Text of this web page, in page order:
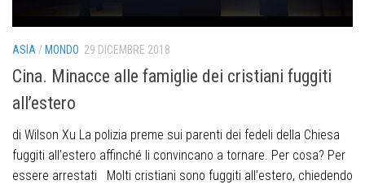
ASIA/ MONDO 29 DICEMBRE 2018
Cina. Minacce alle famiglie dei cristiani fuggiti
all’estero
di Wilson Xu La polizia preme sui parenti dei fedeli della Chiesa
fuggiti all’estero affinché li convincano a tornare. Per cosa? Per
essere arrestati Molti cristiani sono fuggiti all’estero, chiedendo